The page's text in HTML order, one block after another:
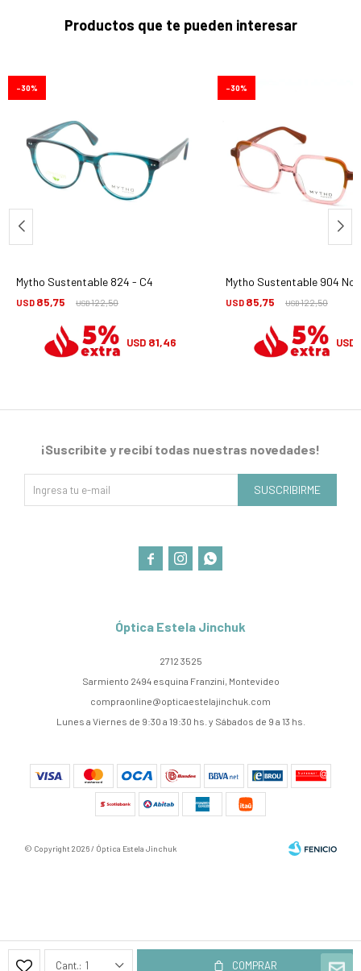
1 COMPRAR
Productos que te pueden interesar
Mytho Sustentable 824 - C4
USD 85,75 USD122,50
30
USD 81,46
Mytho Sustentable 904
USD 85,75 USD122,50
30
USD
Óptica Estela Jinchuk
2712 3525
Sarmiento 2494 esquina Franzini, Montevideo
compraonline@opticaestelajinchuk.com
Lunes a Viernes de 9:30 a 19:30 hs. y Sábados de 9 a 13 hs.
¡Suscribite y recibí todas nuestras novedades!
SUSCRIBIRME
  
© Copyright 2026 / Óptica Estela Jinchuk